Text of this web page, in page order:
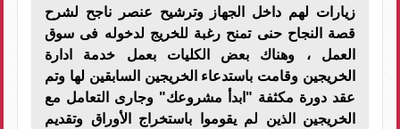
زيارات لهم داخل الجهاز وترشيح عنصر ناجح لشرح
قصة النجاح حنى تمنح رغبة للخريج لدخوله فى سوق
العمل ، وهناك بعض الكليات بعمل خدمة ادارة
الخريجين وقامت باستدعاء الخريجين السابقين لها وتم
عقد دورة مكثفة "ابدأ مشروعك" وجارى التعامل مع
الخريجين الذين لم يقوموا باستخراج الأوراق وتقديم